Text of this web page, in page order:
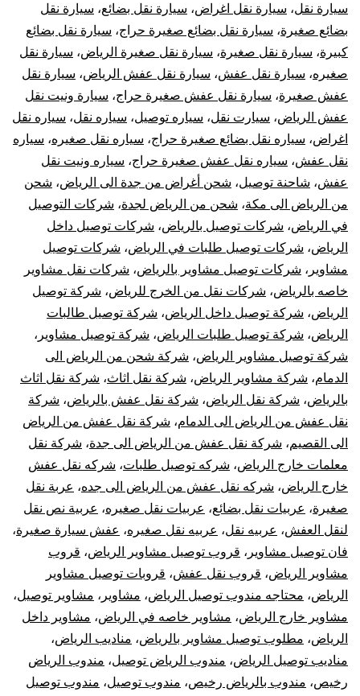
سيارة نقل، سيارة نقل اغراض، سيارة نقل بضائع، سيارة نقل
بضائع صغيرة، سيارة نقل بضائع صغيرة حراج، سيارة نقل بضائع
كبيرة، سيارة نقل صغيرة، سيارة نقل صغيرة الرياض، سيارة نقل
صغيره، سيارة نقل عفش، سيارة نقل عفش الرياض، سيارة نقل
عفش صغيرة، سيارة نقل عفش صغيرة حراج، سيارة ونيت نقل
عفش الرياض، سيارت نقل، سياره توصيل، سياره نقل، سياره نقل
اغراض، سياره نقل بضائع صغيرة حراج، سياره نقل صغيره، سياره
نقل عفش، سياره نقل عفش صغيرة حراج، سياره ونيت نقل
عفش، شاحنة توصيل، شحن أغراض من جدة الى الرياض، شحن
من الرياض الى مكة، شحن من الرياض لجدة، شركات التوصيل
في الرياض، شركات توصيل بالرياض، شركات توصيل داخل
الرياض، شركات توصيل طلبات في الرياض، شركات توصيل
مشاوير ، شركات توصيل مشاوير بالرياض، شركات نقل مشاوير
خاصه بالرياض، شركات نقل من الخرج للرياض، شركة توصيل
الرياض، شركة توصيل داخل الرياض، شركة توصيل طالبات
الرياض، شركة توصيل طلبات الرياض، شركة توصيل مشاوير ،
شركة توصيل مشاوير الرياض، شركة شحن من الرياض الى
الدمام، شركة مشاوير الرياض، شركة نقل اثاث، شركة نقل اثاث
بالرياض، شركة نقل الرياض، شركة نقل عفش بالرياض، شركة
نقل عفش من الرياض الى الدمام، شركة نقل عفش من الرياض
الى القصيم، شركة نقل عفش من الرياض الى جدة، شركة نقل
معلمات خارج الرياض، شركه توصيل طلبات، شركه نقل عفش
خارج الرياض، شركه نقل عفش من الرياض الى جده، عربة نقل
صغيرة، عربيات نقل بضائع، عربيات نقل صغيره، عربية نص نقل
لنقل العفش، عربيه نقل، عربيه نقل صغيره، عفش سيارة صغيرة،
فان توصيل مشاوير ، قروب توصيل مشاوير الرياض، قروب
مشاوير الرياض، قروب نقل عفش، قروبات توصيل مشاوير
الرياض، محتاجه مندوب توصيل الرياض، مشاوير ، مشاوير توصيل،
مشاوير خارج الرياض، مشاوير خاصه في الرياض، مشاوير داخل
الرياض، مطلوب توصيل مشاوير بالرياض، مناديب الرياض،
مناديب توصيل الرياض، مندوب الرياض توصيل، مندوب الرياض
رخيص، مندوب بالرياض رخيص، مندوب توصيل، مندوب توصيل